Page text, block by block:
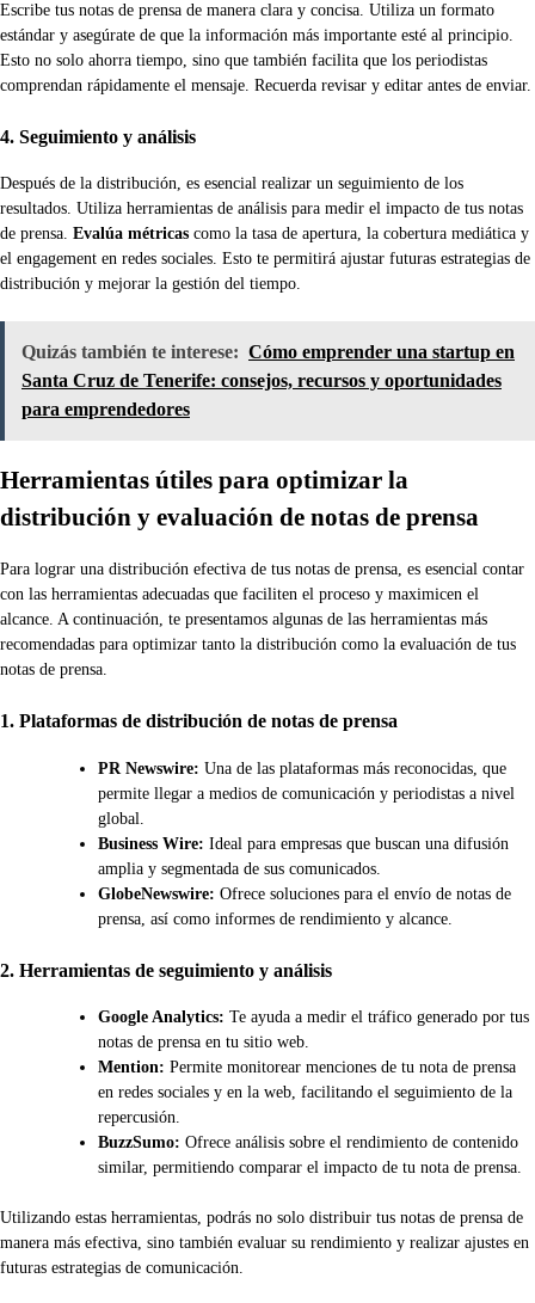
Escribe tus notas de prensa de manera clara y concisa. Utiliza un formato
estándar y asegúrate de que la información más importante esté al principio.
Esto no solo ahorra tiempo, sino que también facilita que los periodistas
comprendan rápidamente el mensaje. Recuerda revisar y editar antes de enviar.
4. Seguimiento y análisis
Después de la distribución, es esencial realizar un seguimiento de los
resultados. Utiliza herramientas de análisis para medir el impacto de tus notas
de prensa. Evalúa métricas como la tasa de apertura, la cobertura mediática y
el engagement en redes sociales. Esto te permitirá ajustar futuras estrategias de
distribución y mejorar la gestión del tiempo.
Quizás también te interese: Cómo emprender una startup en
Santa Cruz de Tenerife: consejos, recursos y oportunidades
para emprendedores
Herramientas útiles para optimizar la
distribución y evaluación de notas de prensa
Para lograr una distribución efectiva de tus notas de prensa, es esencial contar
con las herramientas adecuadas que faciliten el proceso y maximicen el
alcance. A continuación, te presentamos algunas de las herramientas más
recomendadas para optimizar tanto la distribución como la evaluación de tus
notas de prensa.
1. Plataformas de distribución de notas de prensa
PR Newswire: Una de las plataformas más reconocidas, que
permite llegar a medios de comunicación y periodistas a nivel
global.
Business Wire: Ideal para empresas que buscan una difusión
amplia y segmentada de sus comunicados.
GlobeNewswire: Ofrece soluciones para el envío de notas de
prensa, así como informes de rendimiento y alcance.
2. Herramientas de seguimiento y análisis
Google Analytics: Te ayuda a medir el tráfico generado por tus
notas de prensa en tu sitio web.
Mention: Permite monitorear menciones de tu nota de prensa
en redes sociales y en la web, facilitando el seguimiento de la
repercusión.
BuzzSumo: Ofrece análisis sobre el rendimiento de contenido
similar, permitiendo comparar el impacto de tu nota de prensa.
Utilizando estas herramientas, podrás no solo distribuir tus notas de prensa de
manera más efectiva, sino también evaluar su rendimiento y realizar ajustes en
futuras estrategias de comunicación.